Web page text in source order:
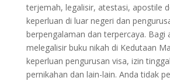
terjemah, legalisir, atestasi, apostile
keperluan di luar negeri dan
berpengalaman dan terpercaya. Bagi
melegalisir buku nikah di Kedutaan
keperluan pengurusan visa, izin
pernikahan dan lain-lain. Anda tidak